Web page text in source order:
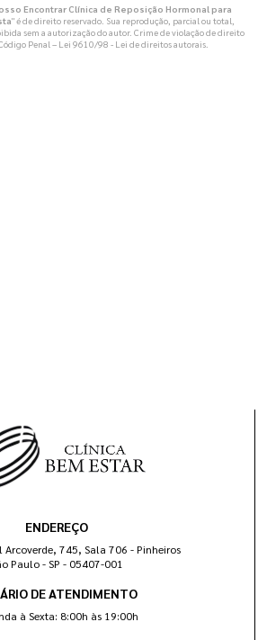
Encontrar Clínica de Reposição Hormonal para
" é de direito reservado. Sua reprodução, parcial ou total,
sem a autorização do autor. Crime de violação de direito
Penal – Lei 9610/98 - Lei de direitos autorais.
ENDEREÇO
Arcoverde, 745, Sala 706 - Pinheiros
Paulo - SP - 05407-001
DE ATENDIMENTO
à Sexta: 8:00h às 19:00h